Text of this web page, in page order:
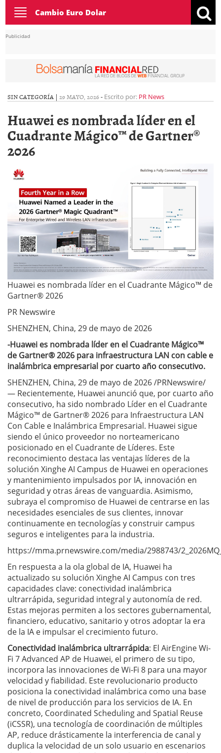
Toggle
navigation
Cambio Euro Dolar
Publicidad
SIN CATEGORÍA | 29 MAYO, 2026- Escrito por: PR News
Huawei es nombrada líder en el
Cuadrante Mágico™ de Gartner®
2026
Huawei es nombrada líder en el Cuadrante Mágico™ de
Gartner® 2026
PR Newswire
SHENZHEN, China, 29 de mayo de 2026
-Huawei es nombrada líder en el Cuadrante Mágico™
de Gartner® 2026 para infraestructura LAN con cable e
inalámbrica empresarial por cuarto año consecutivo.
SHENZHEN, China, 29 de mayo de 2026 /PRNewswire/
— Recientemente, Huawei anunció que, por cuarto año
consecutivo, ha sido nombrado Líder en el Cuadrante
Mágico™ de Gartner® 2026 para Infraestructura LAN
Con Cable e Inalámbrica Empresarial. Huawei sigue
siendo el único proveedor no norteamericano
posicionado en el Cuadrante de Líderes. Este
reconocimiento destaca las ventajas líderes de la
solución Xinghe AI Campus de Huawei en operaciones
y mantenimiento impulsados por IA, innovación en
seguridad y otras áreas de vanguardia. Asimismo,
subraya el compromiso de Huawei de centrarse en las
necesidades esenciales de sus clientes, innovar
continuamente en tecnologías y construir campus
seguros e inteligentes para la industria.
https://mma.prnewswire.com/media/2988743/
En respuesta a la ola global de IA, Huawei ha
actualizado su solución Xinghe AI Campus con tres
capacidades clave: conectividad inalámbrica
ultrarrápida, seguridad integral y autonomía de red.
Estas mejoras permiten a los sectores gubernamental,
financiero, educativo, sanitario y otros adoptar la era
de la IA e impulsar el crecimiento futuro.
Conectividad inalámbrica ultrarrápida: El AirEngine Wi-
Fi 7 Advanced AP de Huawei, el primero de su tipo,
incorpora las innovaciones de Wi-Fi 8 para una mayor
velocidad y fiabilidad. Este revolucionario producto
posiciona la conectividad inalámbrica como una base
de nivel de producción para los servicios de IA. En
concreto, Coordinated Scheduling and Spatial Reuse
(iCSSR), una tecnología de coordinación de múltiples
AP, reduce drásticamente la interferencia de canal y
duplica la velocidad de un solo usuario en escenarios